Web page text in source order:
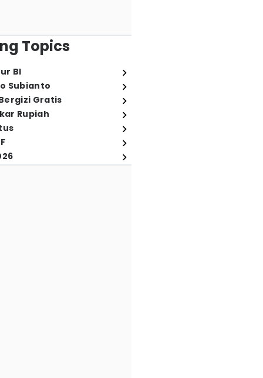
Topics
BI
Subianto
Gratis
Rupiah